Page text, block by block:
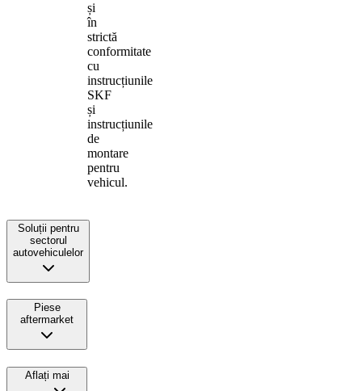
și
în
strictă
conformitate
cu
instrucțiunile
SKF
și
instrucțiunile
de
montare
pentru
vehicul.
Soluții pentru
sectorul
autovehiculelor
Piese
aftermarket
Aflați mai